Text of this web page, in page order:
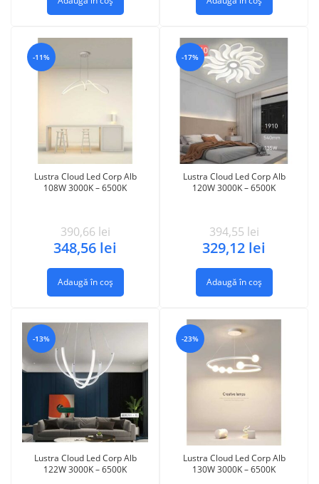
-11%
Lustra Cloud Led Corp Alb
108W 3000K – 6500K
390,66 lei
348,56 lei
Adaugă în coș
-17%
Lustra Cloud Led Corp Alb
120W 3000K – 6500K
394,55 lei
329,12 lei
Adaugă în coș
-13%
Lustra Cloud Led Corp Alb
122W 3000K – 6500K
-23%
Lustra Cloud Led Corp Alb
130W 3000K – 6500K